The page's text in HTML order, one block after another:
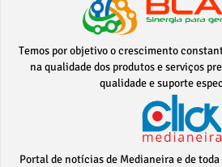
Temos por objetivo o crescimento
na qualidade dos produtos e serviços
qualidade e suporte
Portal de notícias de Medianeira e de toda